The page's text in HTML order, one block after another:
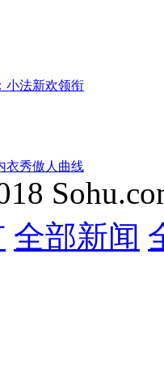
小法新欢领衔
衣秀傲人曲线
全部新闻